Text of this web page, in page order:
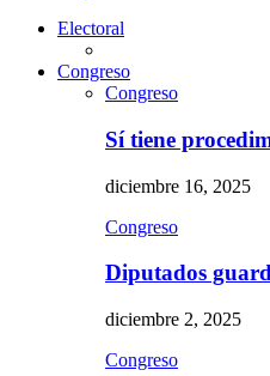
Electoral
Congreso
Congreso
Sí tiene
diciembre 16, 2025
Congreso
Diputados
diciembre 2, 2025
Congreso